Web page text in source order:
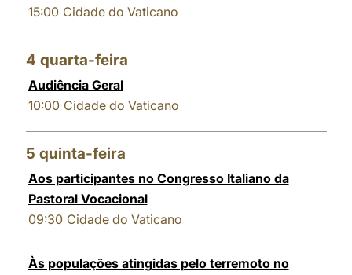
15:00 Cidade do Vaticano
4 quarta-feira
Audiência Geral
10:00 Cidade do Vaticano
5 quinta-feira
Aos participantes no Congresso Italiano da
Pastoral Vocacional
09:30 Cidade do Vaticano
Às populações atingidas pelo terremoto no